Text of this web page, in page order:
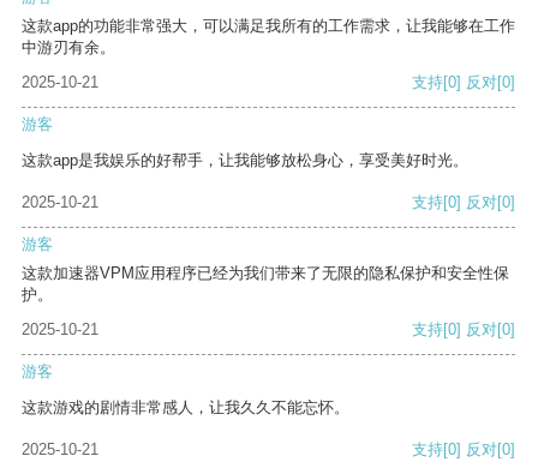
这款app的功能非常强大，可以满足我所有的工作需求，让我能够在工作
中游刃有余。
2025-10-21
支持[0] 反对[0]
游客
这款app是我娱乐的好帮手，让我能够放松身心，享受美好时光。
2025-10-21 支持[0] 反对[0]
游客
这款加速器VPM应用程序已经为我们带来了无限的隐私保护和安全性保
护。
2025-10-21
支持[0] 反对[0]
游客
这款游戏的剧情非常感人，让我久久不能忘怀。
2025-10-21 支持[0] 反对[0]